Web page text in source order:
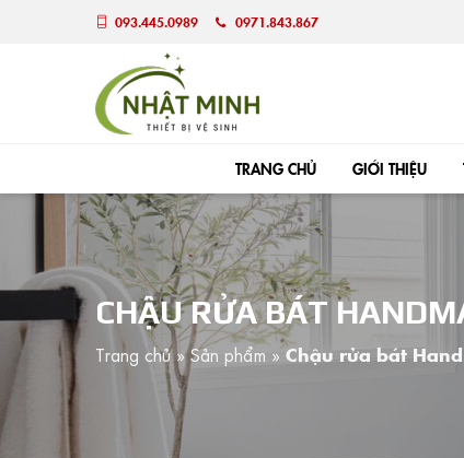
093.445.0989 0971.843.867
TRANG CHỦ GIỚI THIỆU
CHẬU RỬA BÁT
Trang chủ»Sản phẩm »Chậu rửa bát